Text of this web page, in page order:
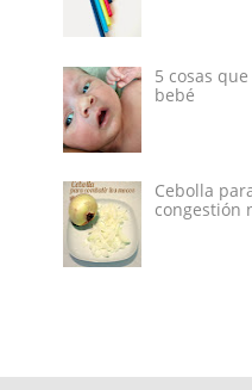
5 cosas
bebé
Cebolla
congestión